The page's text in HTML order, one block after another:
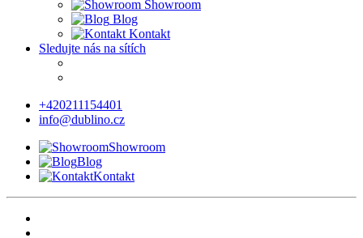
Showroom
Blog
Kontakt
Sledujte nás na sítích
+420211154401
info@dublino.cz
Showroom
Blog
Kontakt